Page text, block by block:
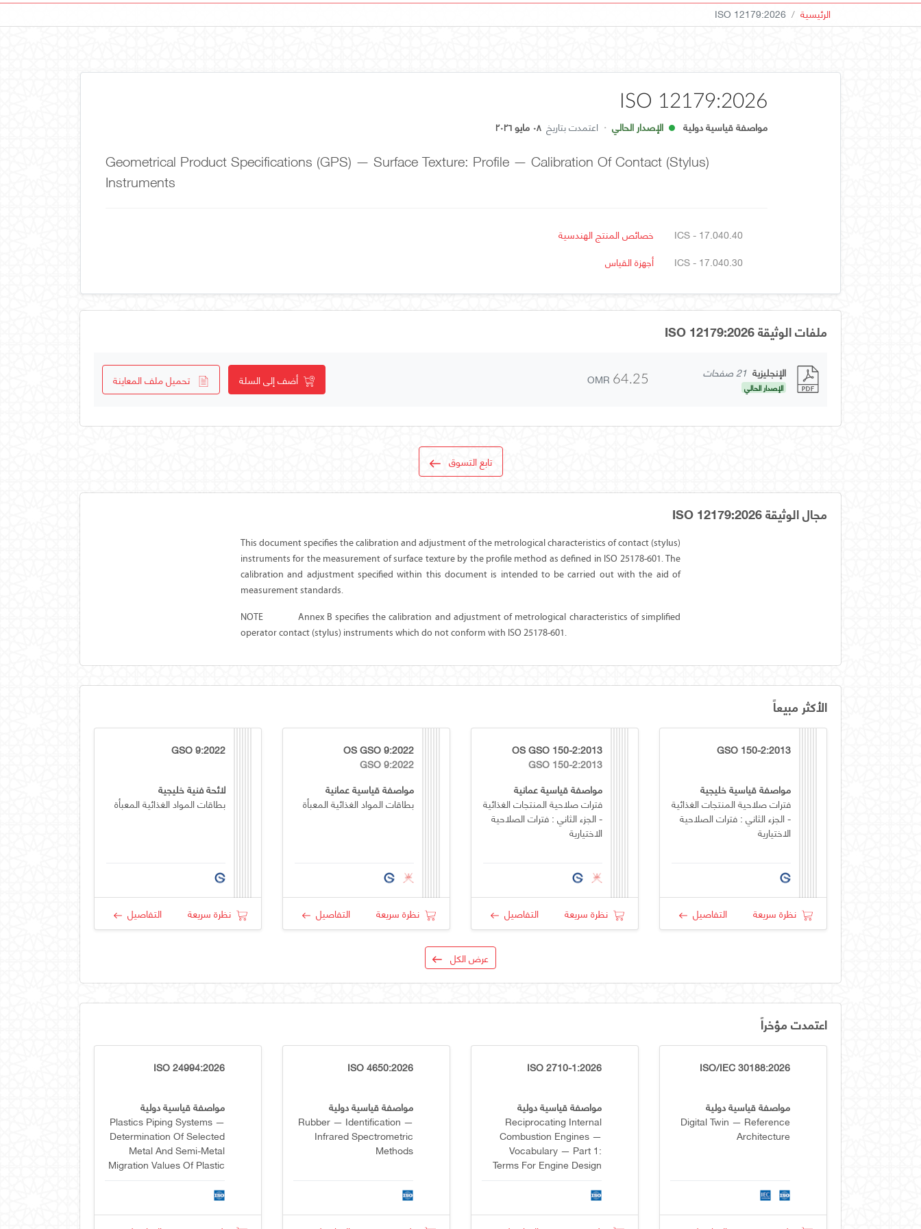
الرئيسية ISO 12179:2026
ISO 12179:2026
مواصفة قياسية دولية الإصدار الحالي · اعتمدت بتاريخ ٠٨ مايو ٢٠٢٦
Geometrical Product Specifications (GPS) — Surface Texture: Profile — Calibration Of Contact (stylus)
Instruments
ICS - 17.040.40
خصائص المنتج الهندسية
ICS - 17.040.30
أجهزة القياس
ملفات الوثيقة ISO 12179:2026
الإنجليزية 21 صفحات
الإصدار الحالي OMR 64.25 أضف إلى السلة تحميل ملف المعاينة
تابع التسوق
مجال الوثيقة ISO 12179:2026
This document specifies the calibration and adjustment of the metrological characteristics of contact (stylus)
instruments for the measurement of surface texture by the profile method as defined in ISO 25178-601. The
calibration and adjustment specified within this document is intended to be carried out with the aid of
measurement standards.
NOTE Annex B specifies the calibration and adjustment of metrological characteristics of simplified
operator contact (stylus) instruments which do not conform with ISO 25178-601.
الأكثر مبيعاً
GSO 150-2:2013
مواصفة قياسية خليجية
فترات صلاحية المنتجات الغذائية
- الجزء الثاني : فترات الصلاحية
الاختيارية
نظرة سريعة التفاصيل
OS GSO 150-2:2013
GSO 150-2:2013
مواصفة قياسية عمانية
فترات صلاحية المنتجات الغذائية
- الجزء الثاني : فترات الصلاحية
الاختيارية
نظرة سريعة التفاصيل
OS GSO 9:2022
GSO 9:2022
مواصفة قياسية عمانية
بطاقات المواد الغذائية المعبأة
نظرة سريعة التفاصيل
GSO 9:2022
لائحة فنية خليجية
بطاقات المواد الغذائية المعبأة
نظرة سريعة التفاصيل
عرض الكل
اعتمدت مؤخراً
ISO/IEC 30188:2026
مواصفة قياسية دولية
Digital Twin — Reference
Architecture
ISO 2710-1:2026
مواصفة قياسية دولية
Reciprocating Internal
Combustion Engines —
Vocabulary — Part 1:
Terms For Engine Design
ISO 4650:2026
مواصفة قياسية دولية
Rubber — Identification —
Infrared Spectrometric
Methods
ISO 24994:2026
مواصفة قياسية دولية
Plastics Piping Systems —
Determination Of Selected
Metal And Semi-Metal
Migration Values Of Plastic
Joints